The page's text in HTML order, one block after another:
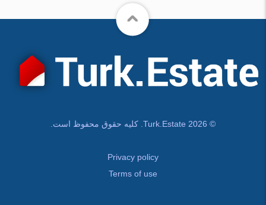
© Turk.Estate 2026. کلیه حقوق محفوظ است.
Privacy policy
Terms of use